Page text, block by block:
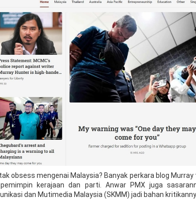
obsess mengenai Malaysia? Banyak perkara blog
kerajaan dan parti. Anwar PMX juga
dan Mutimedia Malaysia (SKMM) jadi bahan